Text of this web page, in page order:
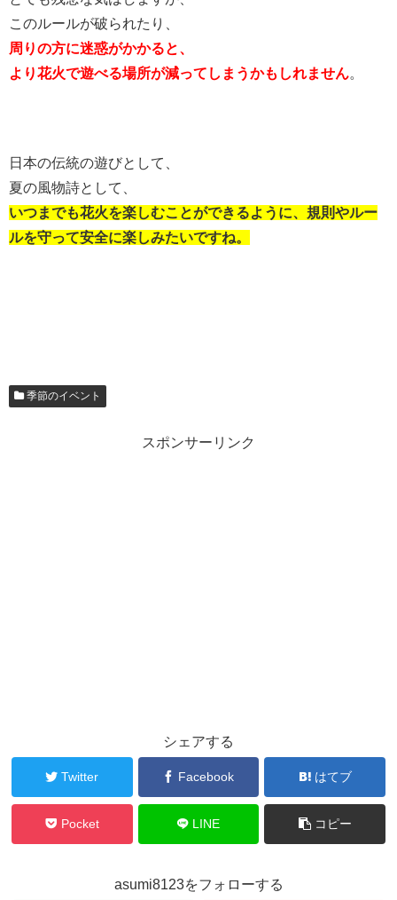
このルールが破られたり、
周りの方に迷惑がかかると、
より花火で遊べる場所が減ってしまうかもしれません。
日本の伝統の遊びとして、
夏の風物詩として、
いつまでも花火を楽しむことができるように、 規則やルー
ルを守って安全に楽しみたいですね。
季節のイベント
スポンサーリンク
シェアする
Twitter Facebook はてブ
Pocket LINE コピー
asumi8123をフォローする